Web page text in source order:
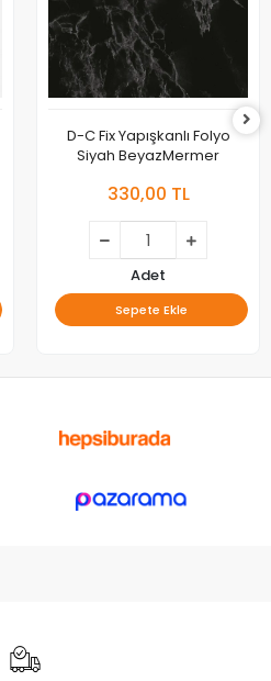
D-C Fix Yapışkanlı Folyo
Siyah BeyazMermer
330,00 TL
Adet
Sepete Ekle